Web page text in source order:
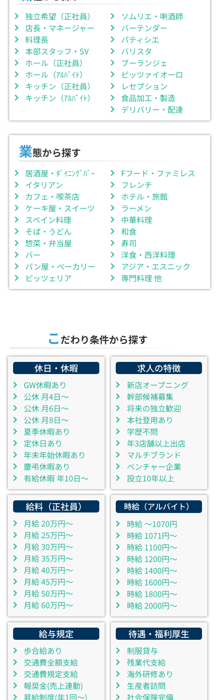
独立希望（正社員）
店長・マネージャー
料理長
本部スタッフ・SV
ホール（正社員）
ホール（ｱﾙﾊﾞｲﾄ）
キッチン（正社員）
キッチン（ｱﾙﾊﾞｲﾄ）
ソムリエ・唎酒師
バーテンダー
パティシエ
バリスタ
ブーランジェ
ピッツァイオーロ
レセプション
食品加工・製造
デリバリー・配達
業態から探す
居酒屋・ﾀﾞｲﾆﾝｸﾞﾊﾞｰ
イタリアン
カフェ・喫茶店
ケーキ屋・スイーツ
スペイン料理
そば・うどん
惣菜・弁当屋
バー
パン屋・ベーカリー
ピッツェリア
Fフード・ファミレス
フレンチ
ホテル・旅館
ラーメン
中華料理
和食
寿司
洋食・西洋料理
アジア・エスニック
専門料理 他
こだわり条件から探す
休日・休暇
GW休暇あり
公休 月4日～
公休 月6日～
公休 月8日～
夏季休暇あり
定休日あり
年末年始休暇あり
慶弔休暇あり
有給休暇 年10日～
求人の特徴
新店オープニング
幹部候補募集
将来の独立歓迎
本社登用あり
学歴不問
年3店舗以上出店
マルチブランド
ベンチャー企業
設立10年以上
給料（正社員）
月給 20万円～
月給 25万円～
月給 30万円～
月給 35万円～
月給 40万円～
月給 45万円～
月給 50万円～
月給 60万円～
時給（アルバイト）
時給 ～1070円
時給 1071円～
時給 1100円～
時給 1200円～
時給 1400円～
時給 1600円～
時給 1800円～
時給 2000円～
給与規定
歩合給あり
交通費全額支給
交通費規定支給
報奨金(売上連動)
昇給制度(年1回～)
待遇・福利厚生
制服貸与
残業代支給
海外研修あり
生産者訪問
社会保険完備